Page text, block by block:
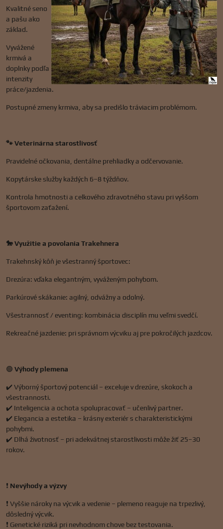
Kvalitné seno
a pašu ako
základ.
Vyvážené
krmivá a
doplnky podľa
intenzity
práce/jazdenia.
Postupné zmeny krmiva, aby sa predišlo tráviacim problémom.
🐾 Veterinárna starostlivosť
Pravidelné očkovania, dentálne prehliadky a odčervovanie.
Kopytárske služby každých 6–8 týždňov.
Kontrola hmotnosti a celkového zdravotného stavu pri vyššom
športovom zaťažení.
🐎 Využitie a povolania Trakehnera
Trakehnský kôň je všestranný športovec:
Drezúra: vďaka elegantným, vyváženým pohybom.
Parkúrové skákanie: agilný, odvážny a odolný.
Všestrannosť / eventing: kombinácia disciplín mu veľmi svedčí.
Rekreačné jazdenie: pri správnom výcviku aj pre pokročilých jazdcov.
🟢 Výhody plemena
✔️ Výborný športový potenciál – exceluje v drezúre, skokoch a
všestrannosti.
✔️ Inteligencia a ochota spolupracovať – učenlivý partner.
✔️ Elegancia a estetika – krásny exteriér s charakteristickými
pohybmi.
✔️ Dlhá životnosť – pri adekvátnej starostlivosti môže žiť 25–30
rokov.
❗ Nevýhody a výzvy
❗ Vyššie nároky na výcvik a vedenie – plemeno reaguje na trpezlivý,
dôsledný výcvik.
❗ Genetické riziká pri nevhodnom chove bez testovania.